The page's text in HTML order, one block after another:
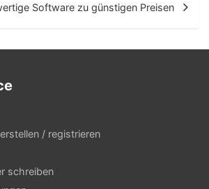
Software zu günstigen Preisen
/ registrieren
schreiben